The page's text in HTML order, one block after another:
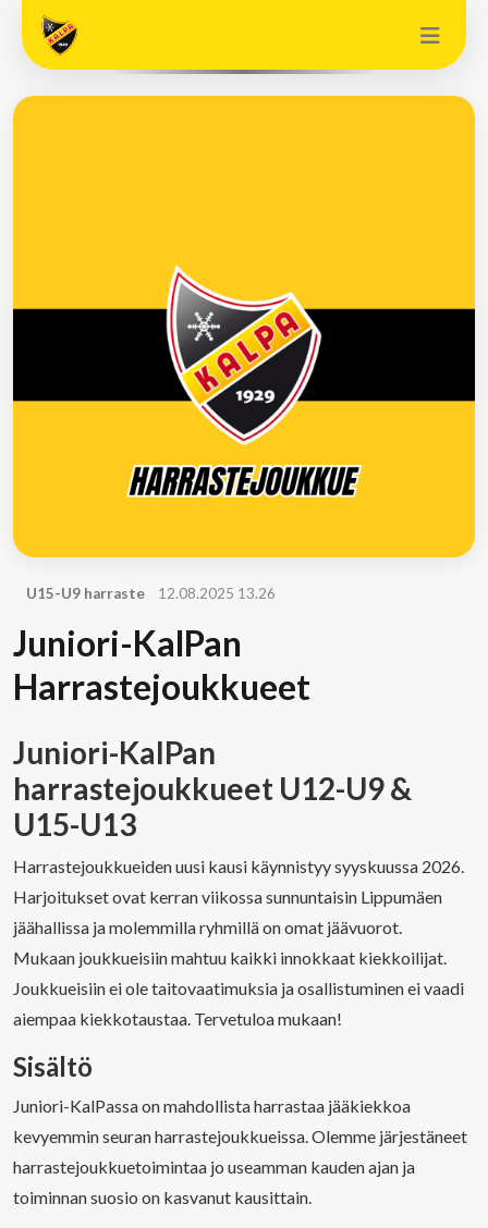
U15-U9 harraste 12.08.2025 13.26
Juniori-KalPan
Harrastejoukkueet
Juniori-KalPan
harrastejoukkueet U12-U9 &
U15-U13
Harrastejoukkueiden uusi kausi käynnistyy syyskuussa 2026.
Harjoitukset ovat kerran viikossa sunnuntaisin Lippumäen
jäähallissa ja molemmilla ryhmillä on omat jäävuorot.
Mukaan joukkueisiin mahtuu kaikki innokkaat kiekkoilijat.
Joukkueisiin ei ole taitovaatimuksia ja osallistuminen ei vaadi
aiempaa kiekkotaustaa. Tervetuloa mukaan!
Sisältö
Juniori-KalPassa on mahdollista harrastaa jääkiekkoa
kevyemmin seuran harrastejoukkueissa. Olemme järjestäneet
harrastejoukkuetoimintaa jo useamman kauden ajan ja
toiminnan suosio on kasvanut kausittain.